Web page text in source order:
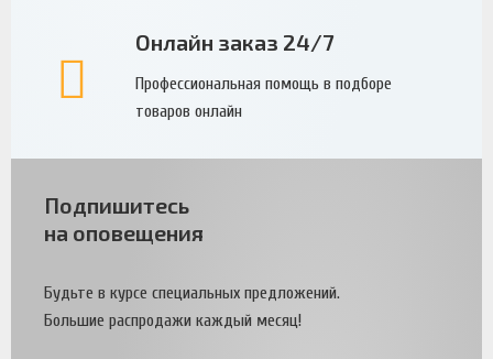
Онлайн заказ 24/7
Профессиональная помощь в подборе
товаров онлайн
Подпишитесь
на оповещения
Будьте в курсе специальных предложений.
Большие распродажи каждый месяц!